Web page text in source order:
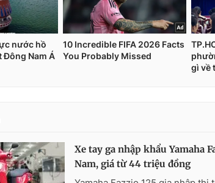
Xe tay ga nhập khẩu Yamaha
Nam, giá từ 44 triệu đồng